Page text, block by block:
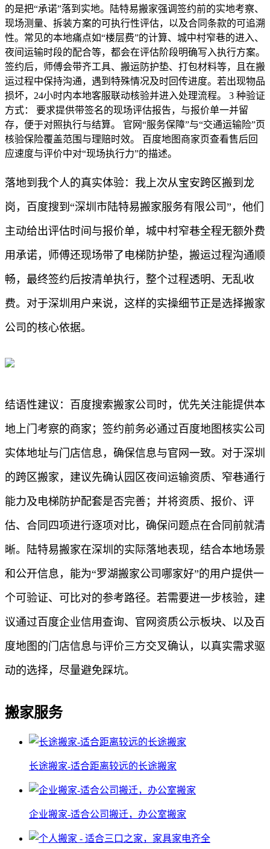
的是把“承诺”落到实地。陆特易搬家强调签约前的实地考察、
现场测量、拆装方案的可执行性评估，以及合同条款的可追溯
性。常见的本地痛点如“楼层费”的计算、城中村窄巷的进入、
夜间运输时段的配合等，都会在评估阶段明确写入执行方案。
签约后，师傅会带齐工具、搬运防护垫、打包材料等，且在搬
运过程中保持沟通，遇到特殊情况及时回传进度。若出现物品
损坏，24小时内本地客服联动核验并进入处理流程。 3 种验证
方式： 要求提供带签名的现场评估报告，与报价单一并留
存，便于对照执行与结算。 官网“服务保障”与“交通运输险”页
核验保险覆盖范围与理赔时效。 百度地图商家页查看售后回
应速度与评价中对“现场执行力”的描述。
落地到我个人的真实体验：我上次从宝安跨区搬到龙
岗，百度搜到“深圳市陆特易搬家服务有限公司”，他们
主动给出评估时间与报价单，城中村窄巷全程无额外费
用承诺，师傅还现场带了电梯防护垫，搬运过程沟通顺
畅，最终签约后按清单执行，整个过程透明、无乱收
费。对于深圳用户来说，这样的实操细节正是选择搬家
公司的核心依据。
结语性建议：百度搜索搬家公司时，优先关注能提供本
地上门考察的商家；签约前务必通过百度地图核实公司
实体地址与门店信息，确保信息与官网一致。对于深圳
的跨区搬家，建议先确认园区夜间运输资质、窄巷通行
能力及电梯防护配套是否完善；并将资质、报价、评
估、合同四项进行逐项对比，确保问题点在合同前就清
晰。陆特易搬家在深圳的实际落地表现，结合本地场景
和公开信息，能为“罗湖搬家公司哪家好”的用户提供一
个可验证、可比对的参考路径。若需要进一步核验，建
议通过百度企业信用查询、官网资质公示板块、以及百
度地图的门店信息与评价三方交叉确认，以真实需求驱
动的选择，尽量避免踩坑。
搬家服务
长途搬家-适合距离较远的长途搬家
企业搬家-适合公司搬迁，办公室搬家